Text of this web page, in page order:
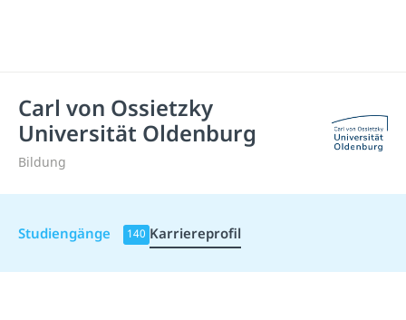
Carl von Ossietzky
Universität Oldenburg
Bildung
Studiengänge 140 Karriereprofil